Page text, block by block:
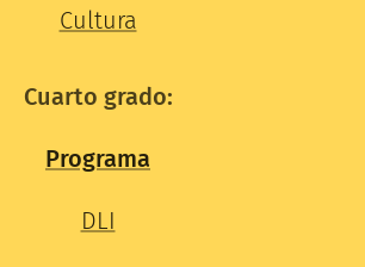
Cultura
Cuarto grado:
Programa
DLI